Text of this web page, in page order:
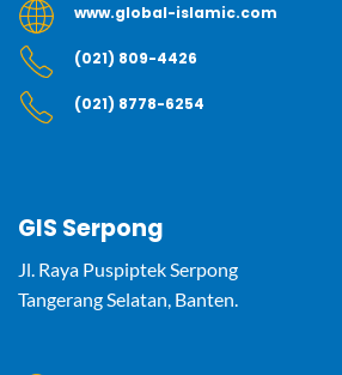
www.global-islamic.com
(021) 809-4426
(021) 8778-6254
GIS Serpong
Jl. Raya Puspiptek Serpong
Tangerang Selatan, Banten.